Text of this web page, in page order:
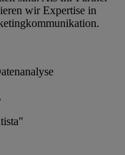
wir Expertise in